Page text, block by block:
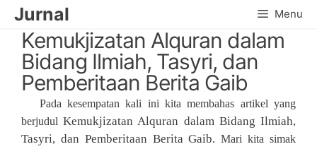
Skip
content
Jurnal Menu
Kemukjizatan Alquran dalam
Bidang Ilmiah, Tasyri, dan
Pemberitaan Berita Gaib
Pada kesempatan kali ini kita membahas artikel yang
berjudulKemukjizatan Alquran dalam Bidang Ilmiah,
Tasyri, dan Pemberitaan Berita Gaib. Mari kita simak